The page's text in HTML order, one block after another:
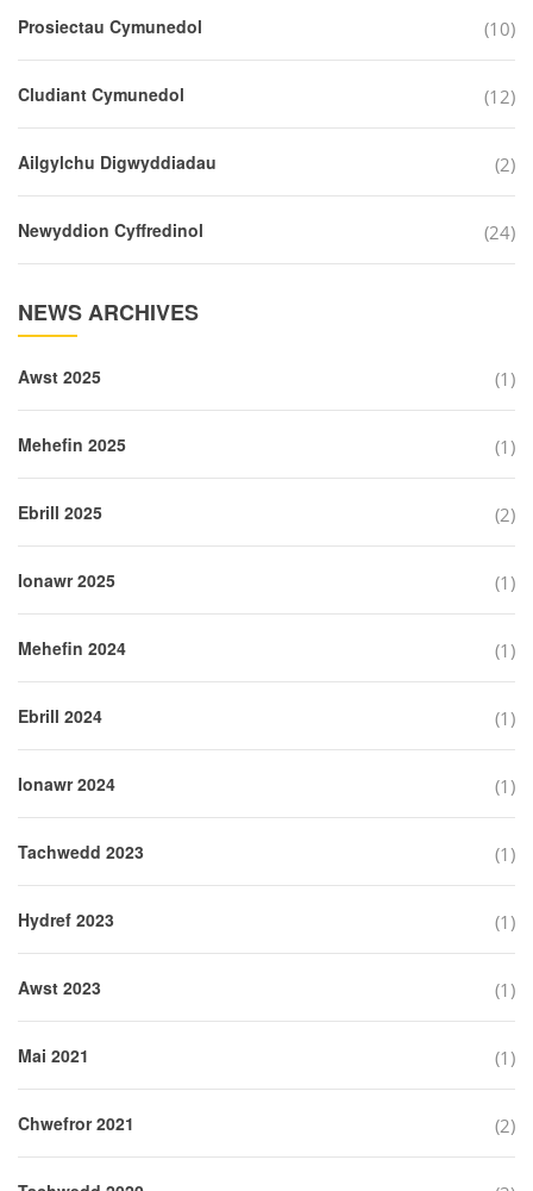
Prosiectau Cymunedol (10)
Cludiant Cymunedol (12)
Ailgylchu Digwyddiadau (2)
Newyddion Cyffredinol (24)
NEWS ARCHIVES
Awst 2025 (1)
Mehefin 2025 (1)
Ebrill 2025 (2)
Ionawr 2025 (1)
Mehefin 2024 (1)
Ebrill 2024 (1)
Ionawr 2024 (1)
Tachwedd 2023 (1)
Hydref 2023 (1)
Awst 2023 (1)
Mai 2021 (1)
Chwefror 2021 (2)